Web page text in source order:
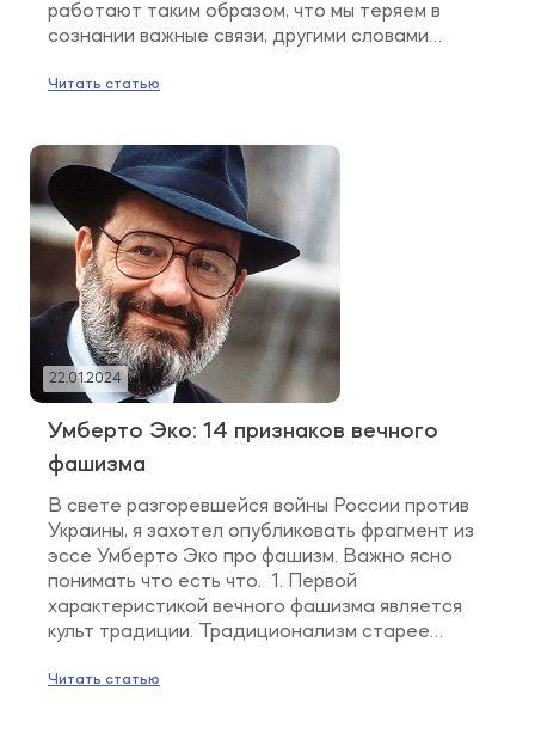
работают таким образом, что мы теряем в
сознании важные связи, другими словами
психологические феномены. Потому что они
Психотерапия способствует формированию
новых связей в […]
Читать статью
22.01.2024
Умберто Эко: 14 признаков вечного
фашизма
В свете разгоревшейся войны России против
Украины, я захотел опубликовать фрагмент из
эссе Умберто Эко про фашизм. Важно ясно
понимать что есть что. 1. Первой
характеристикой вечного фашизма является
культ традиции. Традиционализм старее
контрреволюционной католической мысли
Читать статью